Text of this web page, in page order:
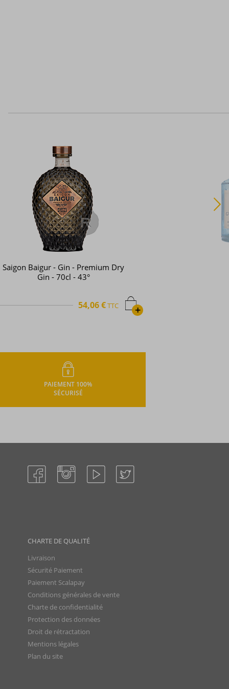
Drumshanbo - Gin - Gunpowder Irish
gin - 70cl - 43°
+
40,01 €TTC
PAIEMENT 100%
SÉCURISÉ
CHARTE DE QUALITÉ
Livraison
Sécurité Paiement
Paiement Scalapay
Conditions générales de vente
Charte de confidentialité
Protection des données
Droit de rétractation
Mentions légales
Plan du site